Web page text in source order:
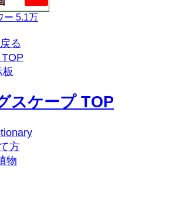
ー 5.1万
る
板
スケープ TOP
方
物